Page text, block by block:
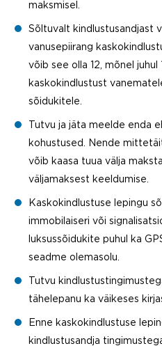
maksmisel.
Sõltuvalt kindlustusandjast
vanusepiirang
võib see olla 12, mõnel juhul
kaskokindlustust
sõidukitele.
Tutvu ja jäta meelde enda
kohustused. Nende
võib kaasa tuua välja
väljamaksest keeldumise.
Kaskokindlustuse lepingu
immobilaiseri või
luksussõidukite puhul ka
seadme olemasolu.
Tutvu
tähelepanu ka väikeses
Enne kaskokindlustuse
kindlustusandja